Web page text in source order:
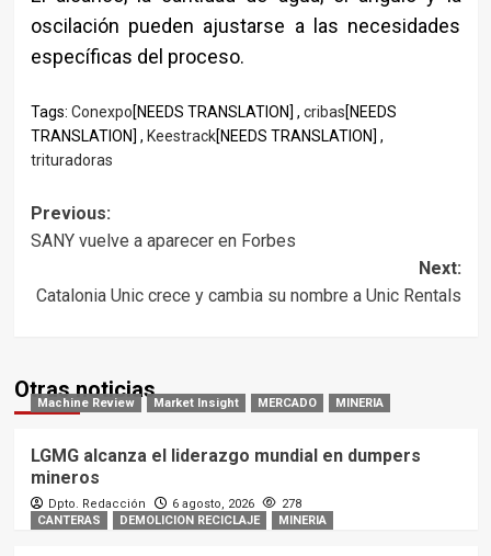
oscilación pueden ajustarse a las necesidades
específicas del proceso.
Tags: Conexpo[NEEDS TRANSLATION] , cribas[NEEDS
TRANSLATION] , Keestrack[NEEDS TRANSLATION] ,
trituradoras
Post
navigation
Previous:
SANY vuelve a aparecer en Forbes
Next:
Catalonia Unic crece y cambia su nombre a Unic Rentals
Otras noticias
Machine Review Market Insight MERCADO MINERIA
LGMG alcanza el liderazgo mundial en dumpers
mineros
Dpto. Redacción 6 agosto, 2026
278
CANTERAS
DEMOLICION RECICLAJE MINERIA